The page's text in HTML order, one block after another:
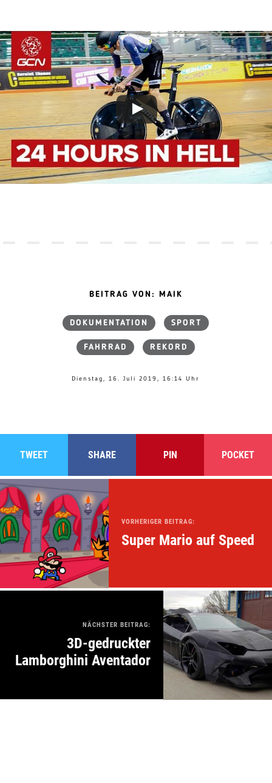
BEITRAG VON: MAIK
DOKUMENTATION SPORT
FAHRRAD REKORD
Dienstag, 16. Juli 2019, 16:14 Uhr
TWEET SHARE PIN POCKET
VORHERIGER BEITRAG:
Super Mario auf Speed
NÄCHSTER BEITRAG:
3D-gedruckter
Lamborghini Aventador